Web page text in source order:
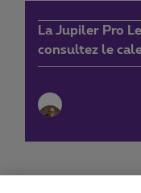
La Jupiler Pro
consultez le